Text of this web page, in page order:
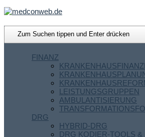
FINANZ
LEISTUNGSGRUPPEN
AMBULANTISIERUNG
DRG
HYBRID-DRG
DRG KODIER-TOOLS &